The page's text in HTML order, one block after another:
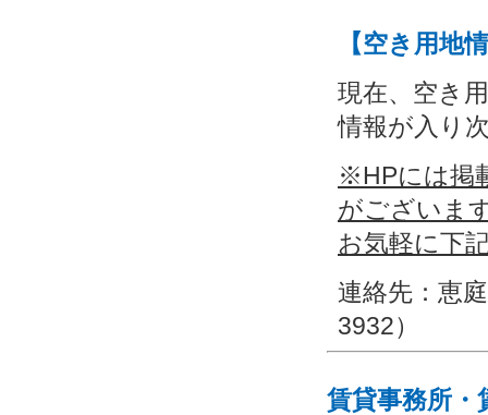
【空き用地
現在、空き
情報が入り
※HPには掲
がございま
お気軽に下
連絡先：恵
3932）
賃貸事務所・